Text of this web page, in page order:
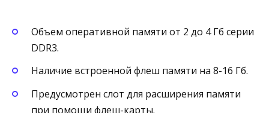
Объем оперативной памяти от 2 до 4 Гб серии
DDR3.
Наличие встроенной флеш памяти на 8-16 Гб.
Предусмотрен слот для расширения памяти
при помощи флеш-карты.